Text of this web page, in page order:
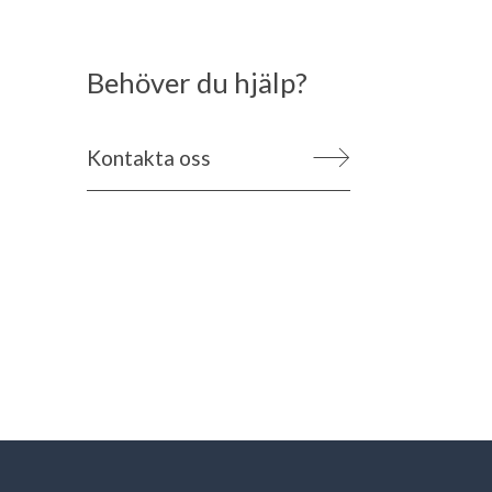
Behöver du hjälp?
Kontakta oss